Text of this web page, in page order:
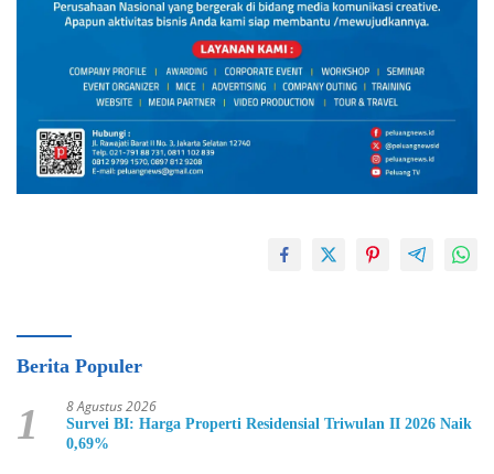
Berita Populer
1 8 Agustus 2026
Survei BI: Harga Properti Residensial Triwulan II 2026 Naik
0,69%